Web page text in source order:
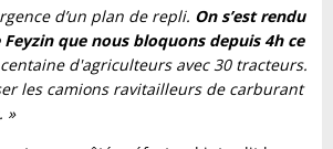
d’un plan de repli. On s’est rendu
que nous bloquons depuis 4h ce
d'agriculteurs avec 30 tracteurs.
les camions ravitailleurs de carburant
»